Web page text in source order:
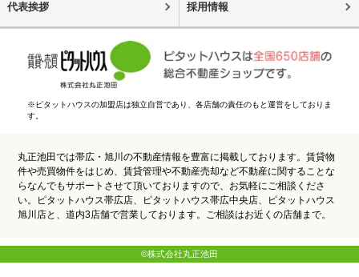
代表挨拶 採用情報
※ピタットハウスの加盟店は独立自営であり、各店舗の責任のもと運営をしておりま
す。
丸正池田では帯広・旭川の不動産情報を豊富に掲載しております。賃貸物
件や売買物件をはじめ、賃貸管理や不動産売却など不動産に関することな
らなんでもサポートさせて頂いておりますので、お気軽にご相談くださ
い。ピタットハウス帯広店、ピタットハウス帯広中央店、ピタットハウス
旭川店と、道内3店舗で営業しております。ご相談はお近くの店舗まで。
©株式会社丸正池田